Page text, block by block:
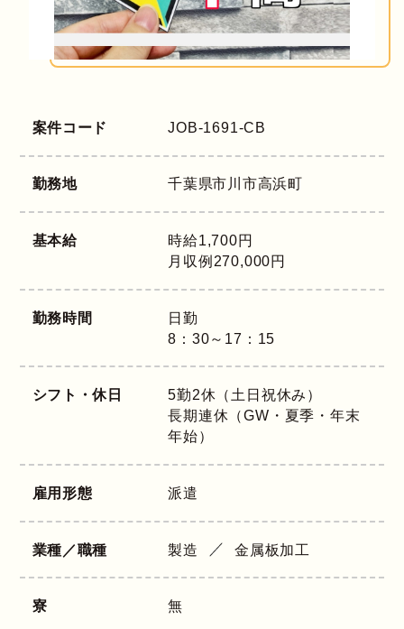
案件コード JOB-1691-CB
勤務地 千葉県市川市高浜町
基本給
時給1,700円
月収例270,000円
勤務時間
日勤
8：30～17：15
シフト・休日
5勤2休（土日祝休み）
長期連休（GW・夏季・年末
年始）
雇用形態 派遣
業種／職種 製造 金属板加工
寮 無